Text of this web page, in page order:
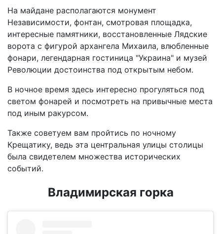
На майдане располагаются монумент
Независимости, фонтан, смотровая площадка,
интересные памятники, восстановленные Лядские
ворота с фигурой архангела Михаила, влюбленные
фонари, легендарная гостиница "Украина" и музей
Революции достоинства под открытым небом.
В ночное время здесь интересно прогуляться под
светом фонарей и посмотреть на привычные места
под иным ракурсом.
Также советуем вам пройтись по ночному
Крещатику, ведь эта центральная улицы столицы
была свидетелем множества исторических
событий.
Владимирская горка